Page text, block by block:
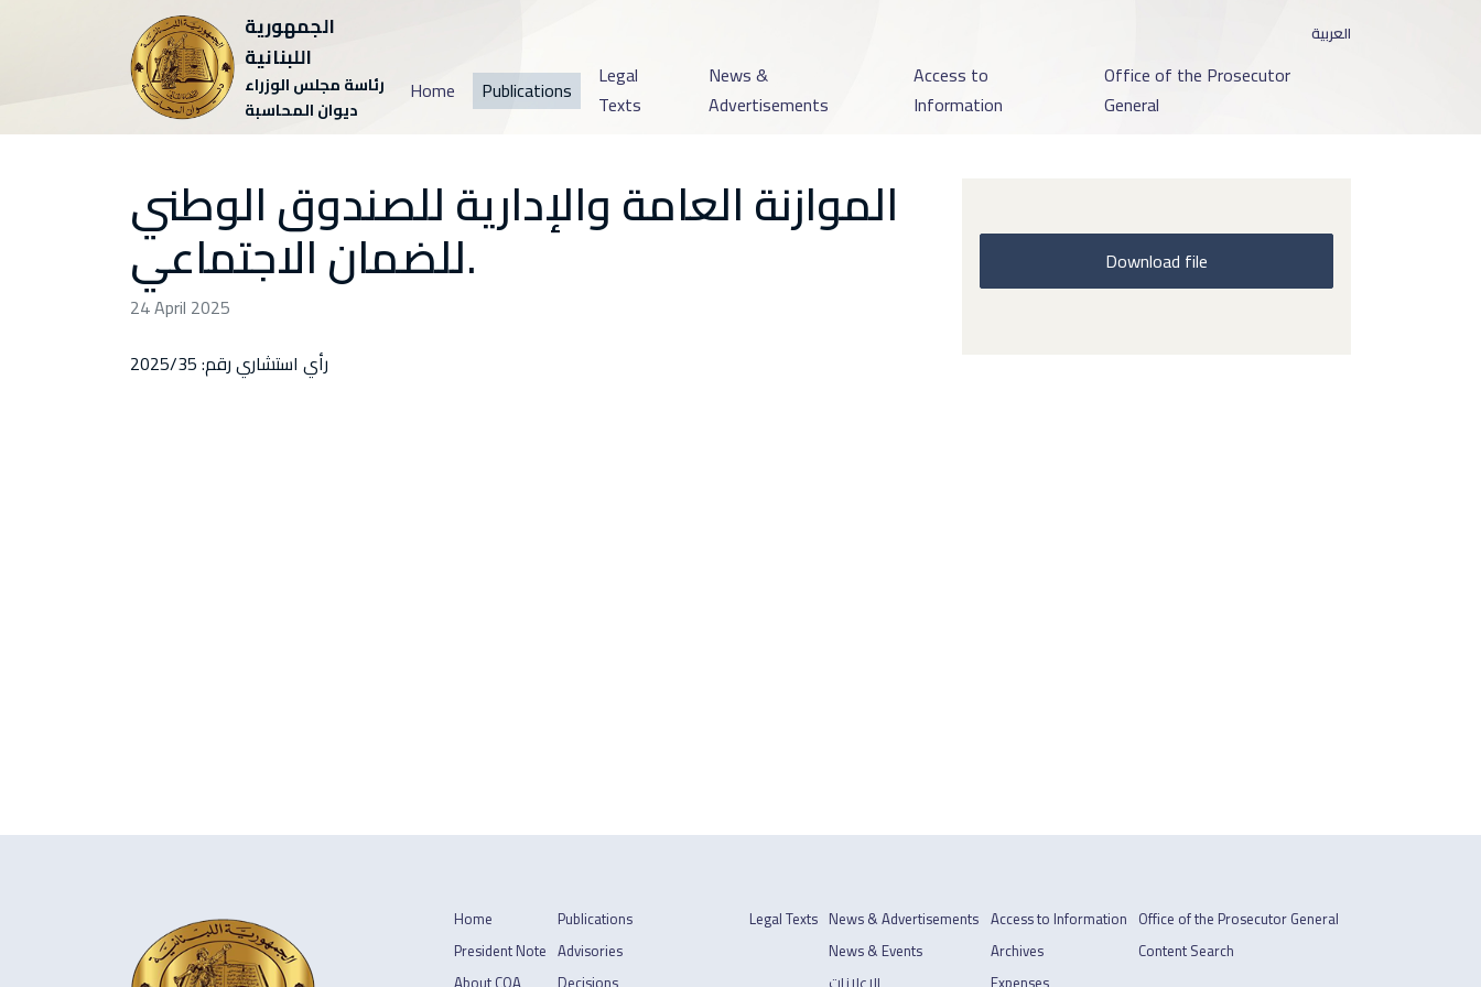
العربية
الجمهورية
اللبنانية
رئاسة مجلس الوزراء
ديوان المحاسبة
Home Publications
Legal
Texts
News &
Advertisements
Access to
Information
Office of the Prosecutor
General
الموازنة العامة والإدارية للصندوق الوطني
للضمان الاجتماعي.
24 April 2025
رأي استشاري رقم: 2025/35
Download file
Home
President Note
Publications
Advisories
Legal Texts News & Advertisements
News & Events
Access to Information
Archives
Office of the Prosecutor General
Content Search